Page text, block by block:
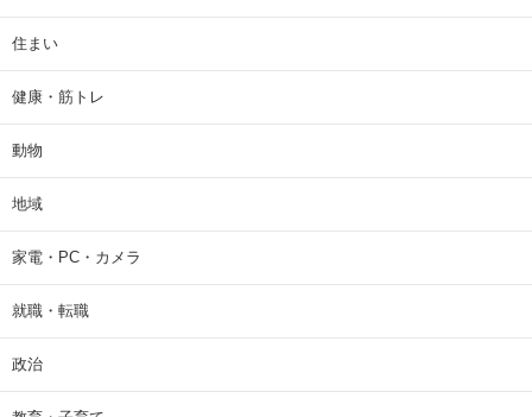
住まい
健康・筋トレ
動物
地域
家電・PC・カメラ
就職・転職
政治